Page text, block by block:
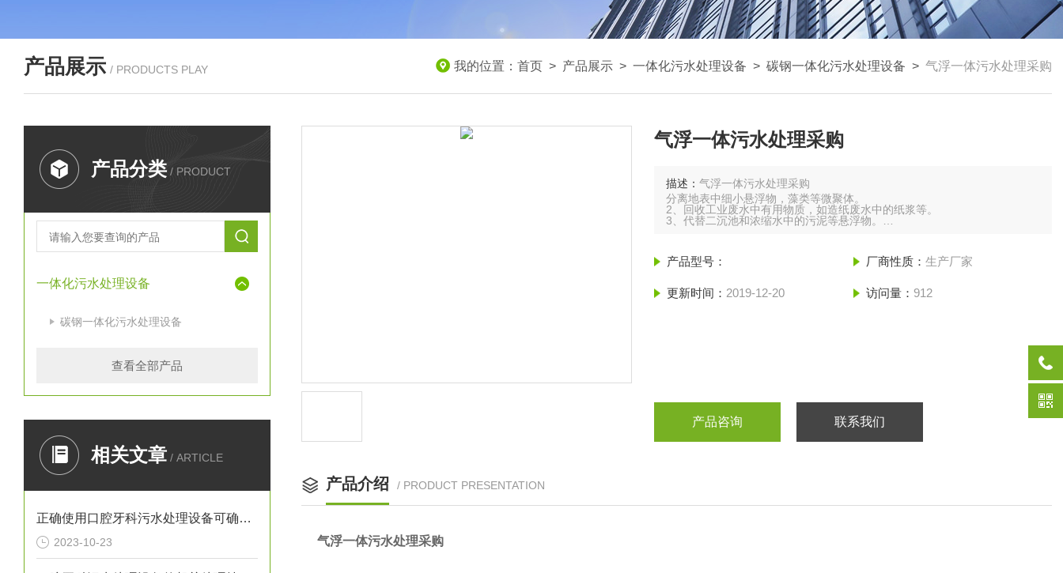
产品展示 / PRODUCTS PLAY 我的位置： 首页 > 产品展示 > 一体化污水处理设备 > 碳钢一体化污水处理设备 > 气浮一体污水处理采购
产品分类 / PRODUCT
一体化污水处理设备
碳钢一体化污水处理设备
查看全部产品
相关文章 / ARTICLE
正确使用口腔牙科污水处理设备可确保处理效果
2023-10-23
气浮一体污水处理采购
描述：气浮一体污水处理采购
分离地表中细小悬浮物，藻类等微聚体。
2、回收工业废水中有用物质，如造纸废水中的纸浆等。
3、代替二沉池和浓缩水中的污泥等悬浮物。
产品型号： 厂商性质： 生产厂家
更新时间： 2019-12-20 访问量： 912
产品咨询 联系我们
产品介绍 / PRODUCT PRESENTATION
气浮一体污水处理采购